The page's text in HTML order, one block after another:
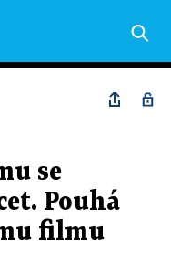
se
Pouhá
filmu